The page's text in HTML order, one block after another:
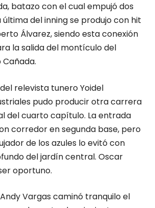
batazo con el cual empujó dos
del inning se produjo con hit
Álvarez, siendo esta conexión
la salida del montículo del
relevista tunero Yoidel
pudo producir otra carrera
del cuarto capítulo. La entrada
corredor en segunda base, pero
de los azules lo evitó con
del jardín central. Oscar
oportuno.
Vargas caminó tranquilo el